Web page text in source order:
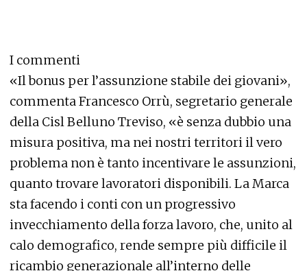
I commenti
«Il bonus per l’assunzione stabile dei giovani»,
commenta Francesco Orrù, segretario generale
della Cisl Belluno Treviso, «è senza dubbio una
misura positiva, ma nei nostri territori il vero
problema non è tanto incentivare le assunzioni,
quanto trovare lavoratori disponibili. La Marca
sta facendo i conti con un progressivo
invecchiamento della forza lavoro, che, unito al
calo demografico, rende sempre più difficile il
ricambio generazionale all’interno delle